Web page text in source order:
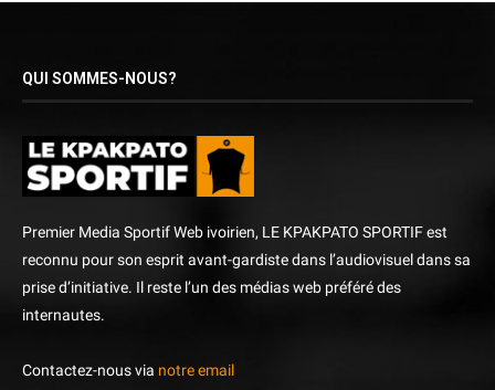
QUI SOMMES-NOUS?
Premier Media Sportif Web ivoirien, LE KPAKPATO SPORTIF est
reconnu pour son esprit avant-gardiste dans l’audiovisuel dans sa
prise d’initiative. Il reste l’un des médias web préféré des
internautes.
Contactez-nous via notre email